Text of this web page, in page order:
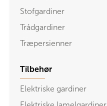
Stofgardiner
Trådgardiner
Træpersienner
Tilbehør
Elektriske gardiner